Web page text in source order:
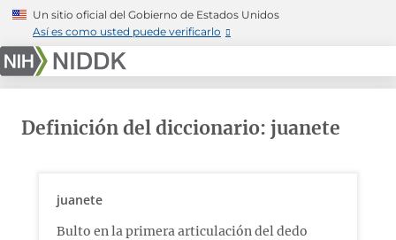
Skip
content
Un sitio oficial del Gobierno de Estados Unidos
Así es como usted puede verificarlo
Definición del diccionario: juanete
juanete
Bulto en la primera articulación del dedo